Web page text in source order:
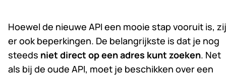
Hoewel de nieuwe API een mooie stap vooruit is,
er ook beperkingen. De belangrijkste is dat je nog
steeds niet direct op een adres kunt zoeken. Net
als bij de oude API, moet je beschikken over een